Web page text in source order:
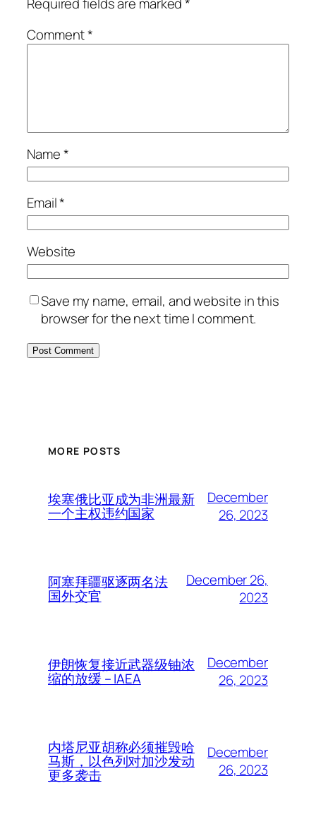
Comment*
Name*
Email*
Website
Save my name, email, and website in this
browser for the next time I comment.
MORE POSTS
埃塞俄比亚成为非洲最新
一个主权违约国家
December
26, 2023
阿塞拜疆驱逐两名法
国外交官
December 26,
2023
伊朗恢复接近武器级铀浓
缩的放缓 – IAEA
December
26, 2023
内塔尼亚胡称必须摧毁哈
马斯，以色列对加沙发动
更多袭击
December
26, 2023